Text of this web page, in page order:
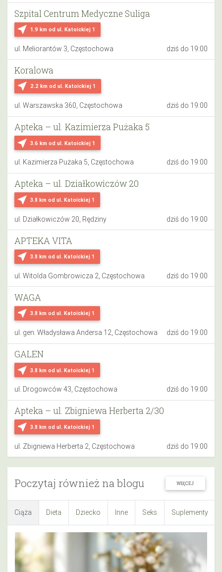
near_me 1.9 km od ul. Katoickiej 1
Szpital Centrum Medyczne Suliga
ul. Meliorantów 3, Częstochowa dziś do 19:00
near_me 2.2 km od ul. Katoickiej 1
Koralowa
ul. Warszawska 360, Częstochowa dziś do 19:00
near_me 3.6 km od ul. Katoickiej 1
Apteka – ul. Kazimierza Pużaka 5
ul. Kazimierza Pużaka 5, Częstochowa dziś do 19:00
near_me 3.8 km od ul. Katoickiej 1
Apteka – ul. Działkowiczów 20
ul. Działkowiczów 20, Rędziny dziś do 19:00
near_me 3.8 km od ul. Katoickiej 1
APTEKA VITA
ul. Witolda Gombrowicza 2, Częstochowa dziś do 19:00
near_me 3.8 km od ul. Katoickiej 1
WAGA
ul. gen. Władysława Andersa 12, Częstochowa dziś do 19:00
near_me 3.8 km od ul. Katoickiej 1
GALEN
ul. Drogowców 43, Częstochowa dziś do 19:00
near_me 3.8 km od ul. Katoickiej 1
Apteka – ul. Zbigniewa Herberta 2/30
ul. Zbigniewa Herberta 2, Częstochowa dziś do 19:00
Poczytaj również na blogu WIĘCEJ
Ciąża Dieta Dziecko Inne Seks Suplementy